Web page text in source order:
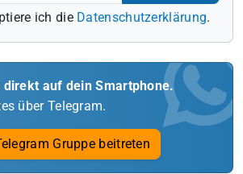
ich die Datenschutzerklärung.
direkt auf dein Smartphone.
über Telegram.
Gruppe beitreten